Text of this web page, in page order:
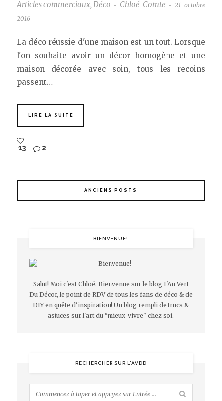
Articles commerciaux, Déco - Chloé Comte -
21 octobre
2016
La déco réussie d'une maison est un tout. Lorsque
l'on souhaite avoir un décor homogène et une
maison décorée avec soin, tous les recoins
passent…
LIRE LA SUITE
13 2
ANCIENS POSTS
BIENVENUE!
Salut! Moi c'est Chloé. Bienvenue sur le blog L'An Vert
Du Décor, le point de RDV de tous les fans de déco & de
DIY en quête d'inspiration! Un blog rempli de trucs &
astuces sur l'art du "mieux-vivre" chez soi.
RECHERCHER SUR L’AVDD